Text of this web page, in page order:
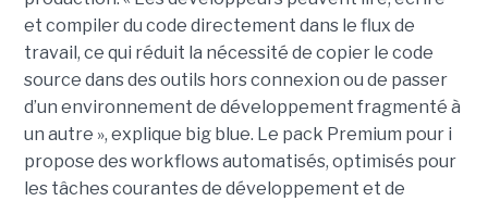
et compiler du code directement dans le flux de
travail, ce qui réduit la nécessité de copier le code
source dans des outils hors connexion ou de passer
d’un environnement de développement fragmenté à
un autre », explique big blue. Le pack Premium pour i
propose des workflows automatisés, optimisés pour
les tâches courantes de développement et de